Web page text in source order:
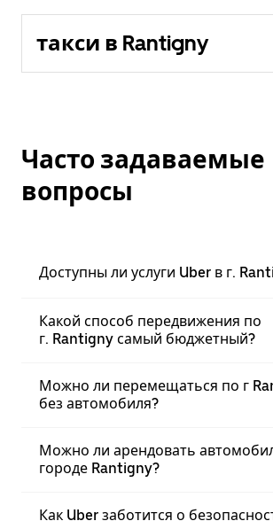
такси в Rantigny
Часто задаваемые
вопросы
Доступны ли услуги Uber в г.
Какой способ передвижения по
г. Rantigny самый бюджетный?
Можно ли перемещаться по г
без автомобиля?
Можно ли арендовать
городе Rantigny?
Как Uber заботится о